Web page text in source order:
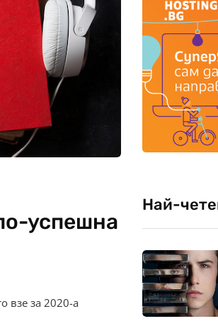
успешна
взе за 2020-а
Най-